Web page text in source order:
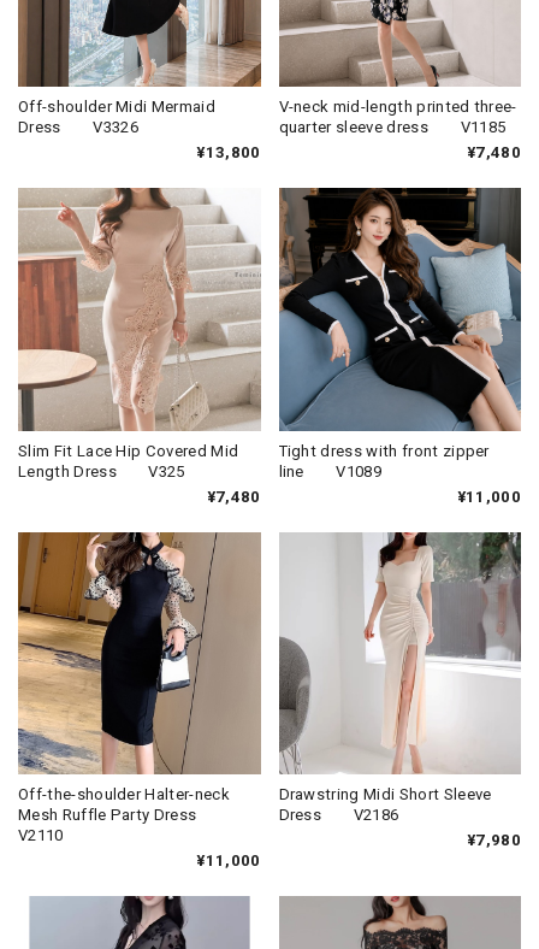
Off-shoulder Midi Mermaid
Dress V3326
¥13,800
V-neck mid-length printed three-
quarter sleeve dress V1185
¥7,480
Slim Fit Lace Hip Covered Mid
Length Dress V325
¥7,480
Tight dress with front zipper
line V1089
¥11,000
Off-the-shoulder Halter-neck
Mesh Ruffle Party Dress
V2110
¥11,000
Drawstring Midi Short Sleeve
Dress V2186
¥7,980